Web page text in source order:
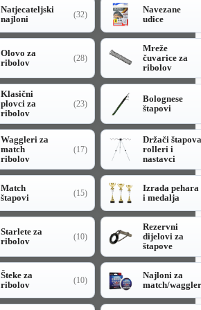
Natjecateljski
najloni
(32)
Navezane
udice
Olovo za
ribolov
(28)
Mreže
čuvarice za
ribolov
Klasični
plovci za
ribolov
(23)
Bolognese
štapovi
Waggleri za
match
ribolov
(17)
Držači štapova
rolleri i
nastavci
Match
štapovi
(15)
Izrada pehara
i medalja
Starlete za
ribolov
(10)
Rezervni
dijelovi za
štapove
Šteke za
ribolov
(10)
Najloni za
match/waggler